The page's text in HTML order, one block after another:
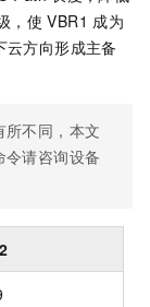
，使 VBR1 成为
云方向形成主备
不同，本文
请咨询设备